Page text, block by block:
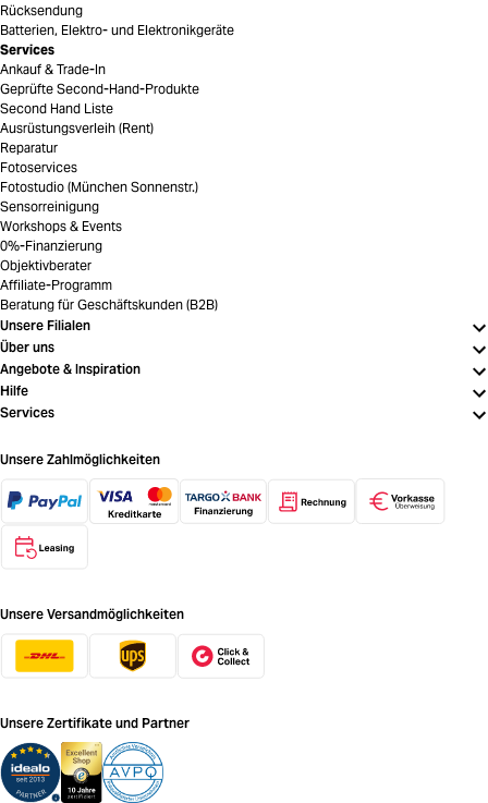
Rücksendung
Batterien, Elektro- und Elektronikgeräte
Services
Ankauf & Trade-In
Geprüfte Second-Hand-Produkte
Second Hand Liste
Ausrüstungsverleih (Rent)
Reparatur
Fotoservices
Fotostudio (München Sonnenstr.)
Sensorreinigung
Workshops & Events
0%-Finanzierung
Objektivberater
Affiliate-Programm
Beratung für Geschäftskunden (B2B)
Unsere Filialen
Über uns
Angebote & Inspiration
Hilfe
Services
Unsere Zahlmöglichkeiten
Unsere Versandmöglichkeiten
Unsere Zertifikate und Partner